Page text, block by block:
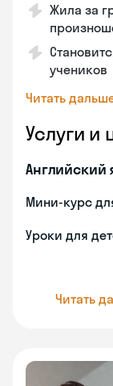
Жила за
учеников
Читать
Услуги и
Английский
Мини-курс
Уроки для
Читать